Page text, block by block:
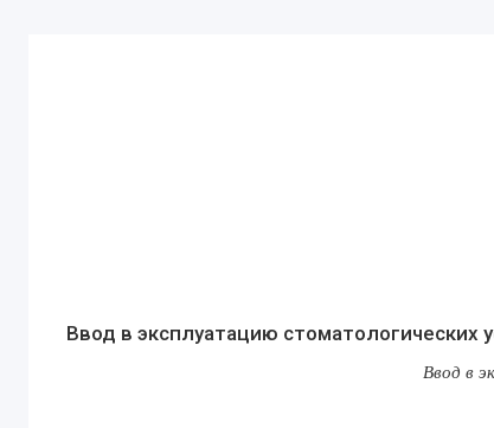
Ввод в эксплуатацию стоматологических
Ввод в